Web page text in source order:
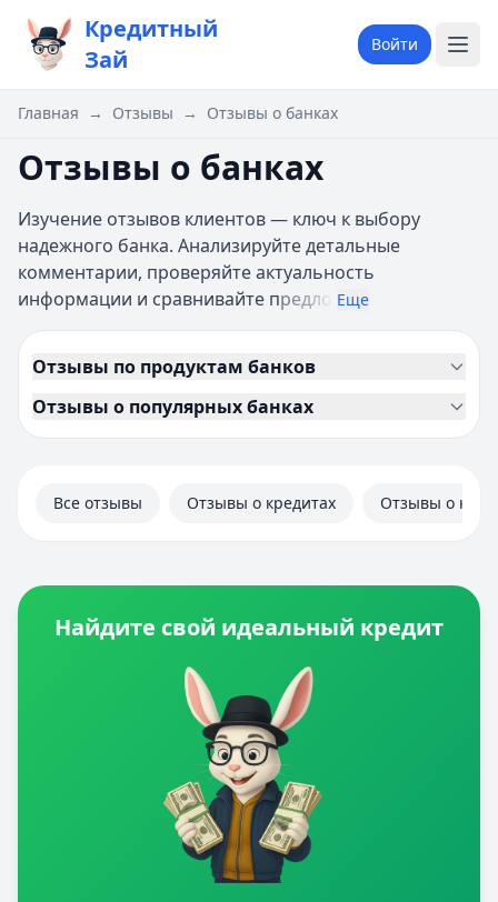
Кредитный
Зай
Войти
Главная → Отзывы → Отзывы о банках
Отзывы о банках
Изучение отзывов клиентов — ключ к выбору
надежного банка. Анализируйте детальные
комментарии, проверяйте актуальность
информации и сравнивайте предло Еще
Отзывы по продуктам банков
Отзывы о популярных банках
Все отзывы Отзывы о кредитах Отзывы о
Найдите свой идеальный кредит